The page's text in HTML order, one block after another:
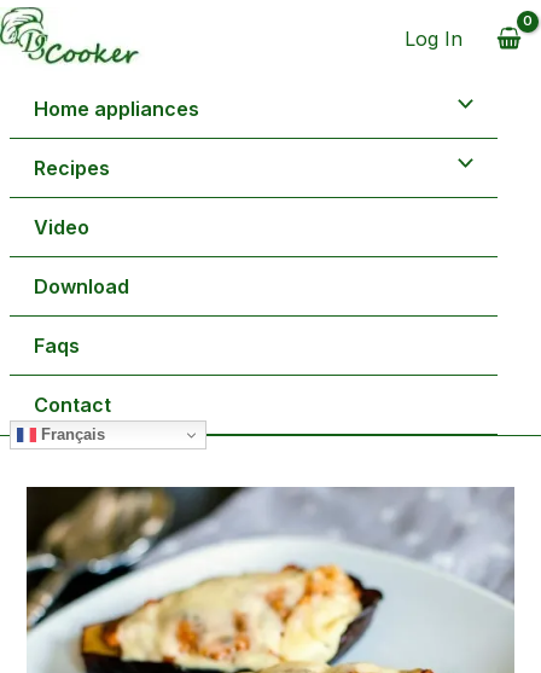
au
contenu
Log In
Home appliances
Recipes
Video
Download
Faqs
Contact
Français